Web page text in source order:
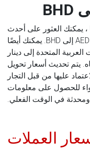
يمكنك العثور على أحدث
أسعار الصرف لتحويل العملات من AED إلى BHD. يمكنك أيضًا
المتحدة إلى دينار
أدناه. يتم تحديث أسعار تحويل
عليها من قبل التجار
للحصول على معلومات
في الوقت الفعلي.
العملات